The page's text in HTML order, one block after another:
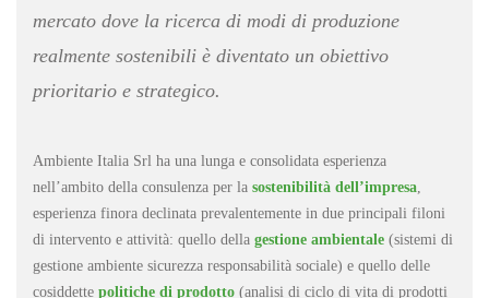
mercato dove la ricerca di modi di produzione
realmente sostenibili è diventato un obiettivo
prioritario e strategico.
Ambiente Italia Srl ha una lunga e consolidata esperienza
nell’ambito della consulenza per la sostenibilità dell’impresa,
esperienza finora declinata prevalentemente in due principali filoni
di intervento e attività: quello della gestione ambientale (sistemi di
gestione ambiente sicurezza responsabilità sociale) e quello delle
cosiddette politiche di prodotto (analisi di ciclo di vita di prodotti